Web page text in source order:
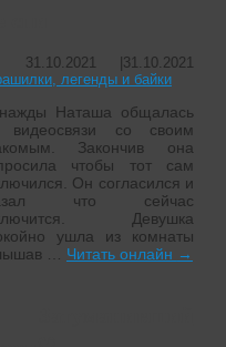
31.10.2021
31.10.2021
легенды и байки
Наташа общалась
видеосвязи со своим
Закончив она
чтобы тот сам
Он согласился и
что сейчас
Девушка
ушла из комнаты
… Читать онлайн →